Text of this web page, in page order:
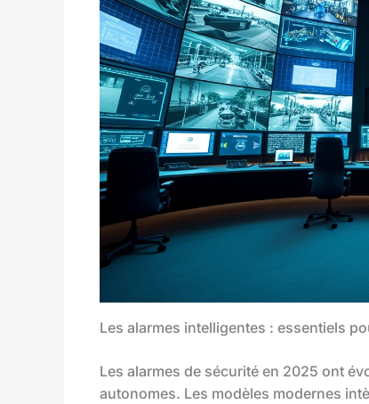
Les alarmes intelligentes : essentiels
Les alarmes de sécurité en 2025 ont
autonomes. Les modèles modernes